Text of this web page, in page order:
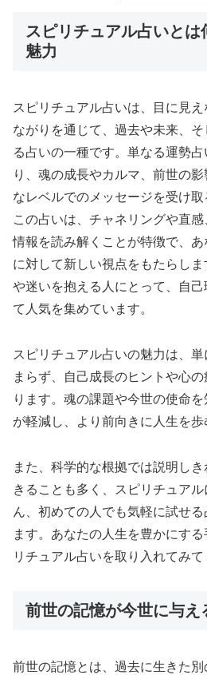
スピリチュアル占いとは
魅力
スピリチュアル占いは、目に見
ながりを通じて、過去や未来、
る占いの一種です。単なる運勢
り、魂の成長やカルマ、前世の
なレベルでのメッセージを受け取
この占いは、チャネリングや直
情報を読み解くことが特徴で、
に対して新しい視点をもたらし
や迷いを抱える人にとって、自
て人気を集めています。
スピリチュアル占いの魅力は、
まらず、自己成長のヒントや心
ります。魂の課題や今世の使命
が軽減し、より前向きに人生を歩
また、科学的な根拠では説明し
きることも多く、スピリチュア
ん、初めての人でも気軽に試せ
ます。あなたの人生を豊かにす
リチュアル占いを取り入れてみて
前世の記憶が今世に与え
前世の記憶とは、過去に生きた別